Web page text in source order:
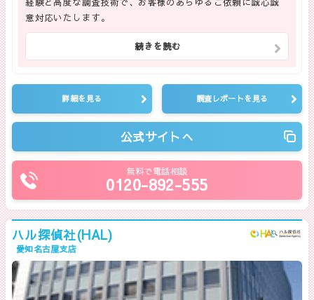
意対応いたします。
続きを読む
詳細を見る 調査レポートを見る
公式サイトへ
無料で電話相談
0120-892-555
ハル探偵社(HAL)
愛知名古屋支店